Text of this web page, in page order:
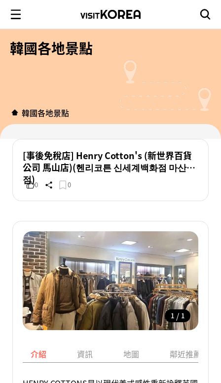
韓國各地景點
韓國各地景點
[事後免稅店] Henry Cotton's (新世界百貨
公司 馬山店)(헨리코튼 신세계백화점 마산
점)0 0
1 / 1
介紹 資訊 地圖 鄰近推薦景點